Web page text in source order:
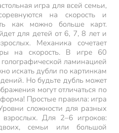
игра для всей семьи,
на скорость и
как можно больше карт.
для детей от 6, 7, 8 лет и
Механика сочетает
на скорость. В игре 60
ламинацией
искать дубли по картинкам
Но будьте дубль может
могут отличаться по
Простые правила: игра
сложности для разных
взрослых. Для 2–6 игроков:
семьи или большой